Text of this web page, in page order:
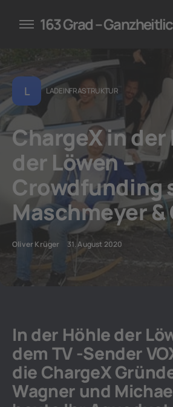
für Unternehmen
163 Grad –
L LADEINFRASTRUKTUR
ChargeX in der
der Löwen –
Crowdfunding
Maschmeyer &
Oliver Krüger 31. August 2020
In der Höhle der
dem TV -Sender
die ChargeX
Wagner und